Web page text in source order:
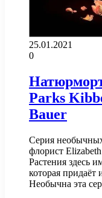
25.01.2021
0
Parks
Bauer
Серия
флорист
Растения здесь
которая придаёт
Необычна эта